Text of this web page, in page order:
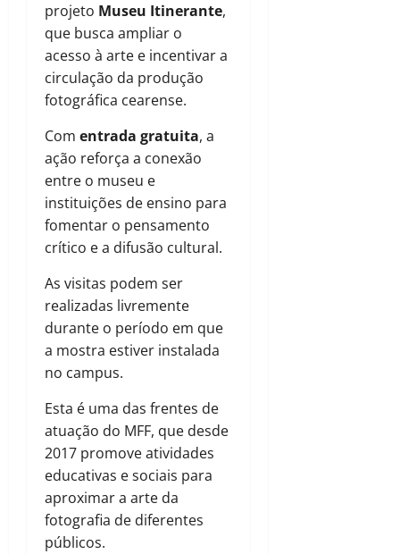
projeto Museu Itinerante,
que busca ampliar o
acesso à arte e incentivar a
circulação da produção
fotográfica cearense.
Com entrada gratuita, a
ação reforça a conexão
entre o museu e
instituições de ensino para
fomentar o pensamento
crítico e a difusão cultural.
As visitas podem ser
realizadas livremente
durante o período em que
a mostra estiver instalada
no campus.
Esta é uma das frentes de
atuação do MFF, que desde
2017 promove atividades
educativas e sociais para
aproximar a arte da
fotografia de diferentes
públicos.